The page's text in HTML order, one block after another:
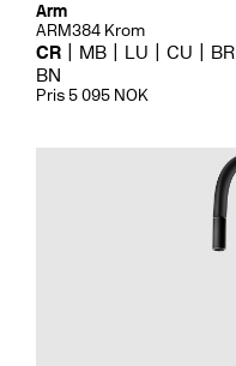
Arm
ARM384 Krom
CR MB LU CU BR
BN
Pris 5 095 NOK